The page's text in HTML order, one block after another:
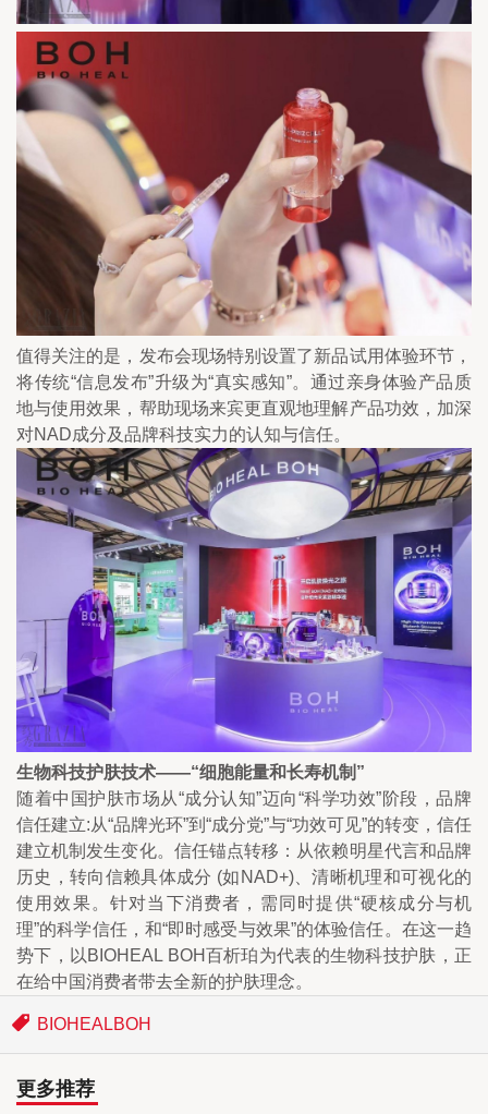
值得关注的是，发布会现场特别设置了新品试用体验环节，
将传统“信息发布”升级为“真实感知”。通过亲身体验产品质
地与使用效果，帮助现场来宾更直观地理解产品功效，加深
对NAD成分及品牌科技实力的认知与信任。
生物科技护肤技术——“细胞能量和长寿机制”
随着中国护肤市场从“成分认知”迈向“科学功效”阶段，品牌
信任建立:从“品牌光环”到“成分党”与“功效可见”的转变，信任
建立机制发生变化。信任锚点转移：从依赖明星代言和品牌
历史，转向信赖具体成分 (如NAD+)、清晰机理和可视化的
使用效果。针对当下消费者，需同时提供“硬核成分与机
理”的科学信任，和“即时感受与效果”的体验信任。在这一趋
势下，以BIOHEAL BOH百析珀为代表的生物科技护肤，正
在给中国消费者带去全新的护肤理念。
BIOHEALBOH
更多推荐